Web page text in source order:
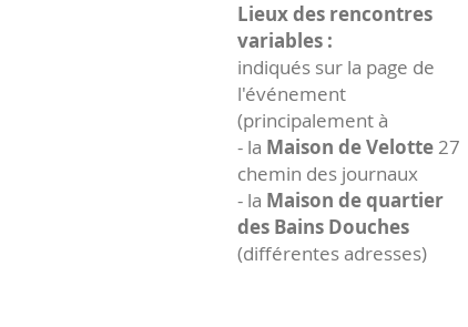
Lieux des rencontres
variables :
indiqués sur la page de
l'événement
(principalement à
- la Maison de Velotte27
chemin des journaux
- la Maison de quartier
des Bains Douches
(différentes adresses)